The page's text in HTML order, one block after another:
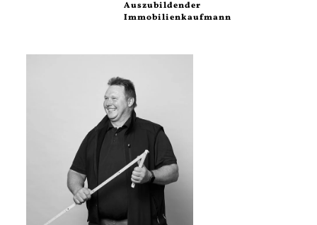
Auszubildender
Immobilienkaufmann